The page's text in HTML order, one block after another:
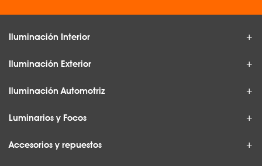
Iluminación Interior
Iluminación Exterior
Iluminación Automotriz
Luminarios y Focos
Accesorios y repuestos